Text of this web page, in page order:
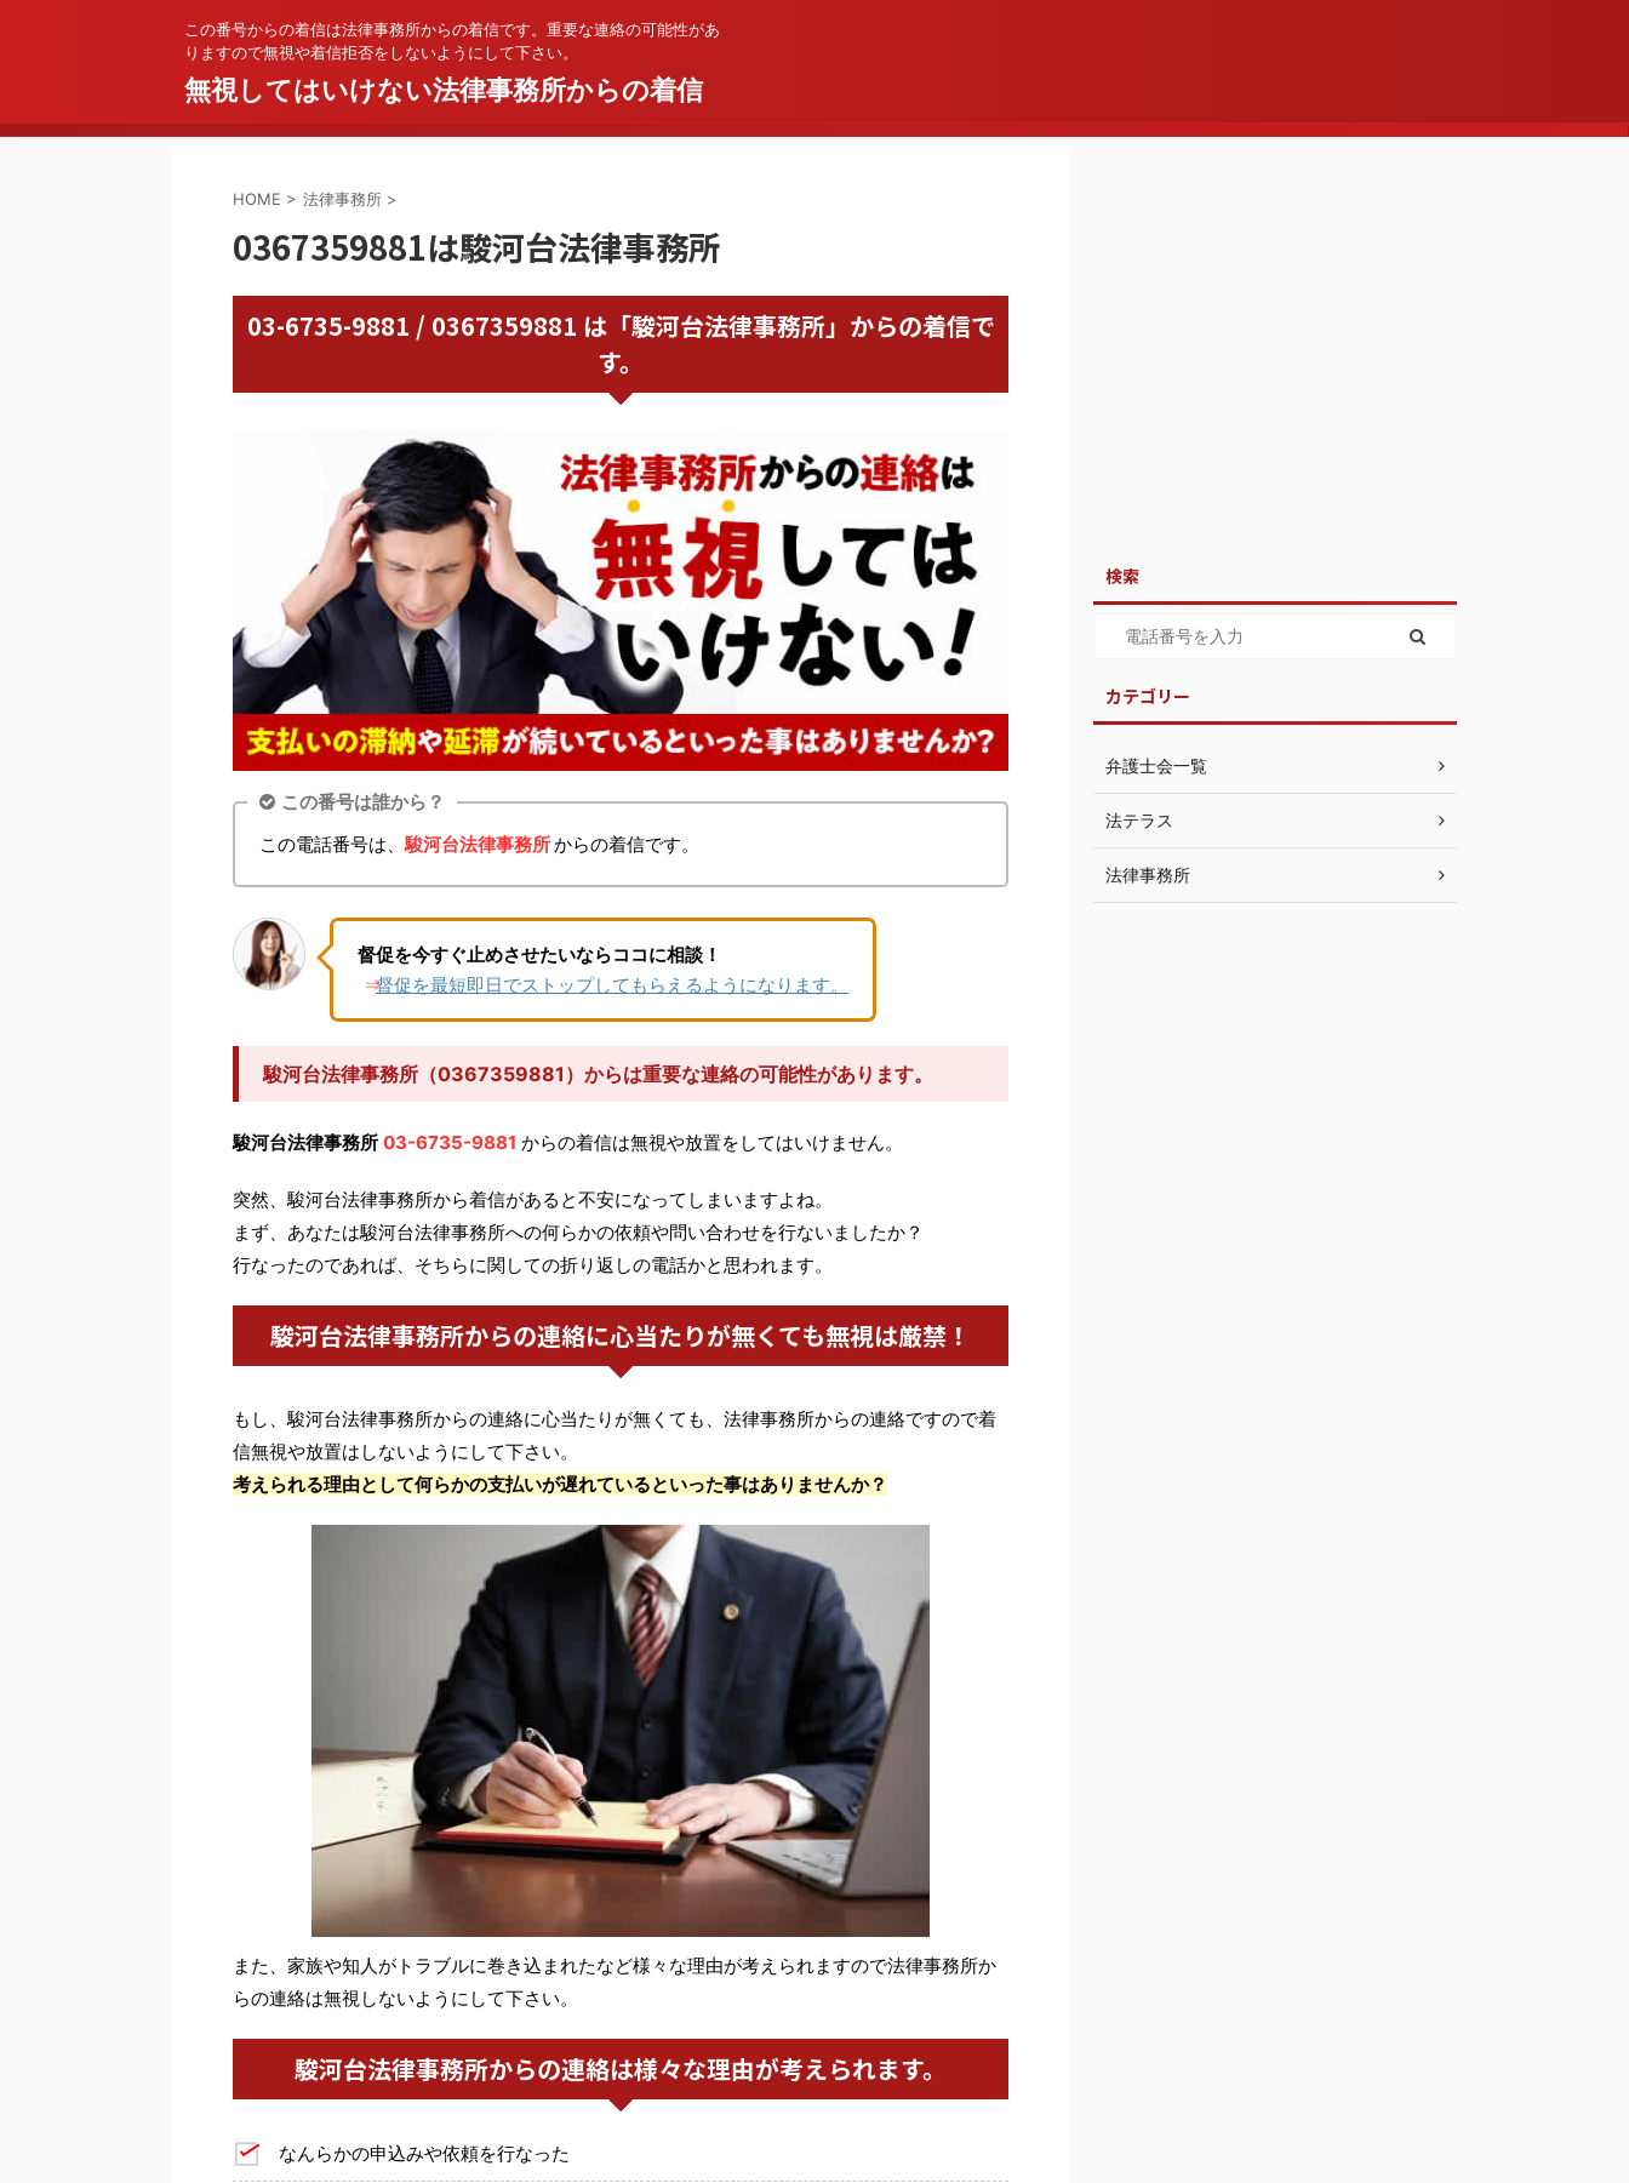
この番号からの着信は法律事務所からの着信です。重要な連絡の可能性があ
りますので無視や着信拒否をしないようにして下さい。
無視してはいけない法律事務所からの着信
HOME > 法律事務所 >
0367359881は駿河台法律事務所
03-6735-9881 / 0367359881 は「駿河台法律事務所」からの着信で
す。
この番号は誰から？
この電話番号は、駿河台法律事務所からの着信です。
督促を今すぐ止めさせたいならココに相談！
⇒督促を最短即日でストップしてもらえるようになります。
駿河台法律事務所（0367359881）からは重要な連絡の可能性があります。
駿河台法律事務所 03-6735-9881 からの着信は無視や放置をしてはいけません。
突然、駿河台法律事務所から着信があると不安になってしまいますよね。
まず、あなたは駿河台法律事務所への何らかの依頼や問い合わせを行ないましたか？
行なったのであれば、そちらに関しての折り返しの電話かと思われます。
駿河台法律事務所からの連絡に心当たりが無くても無視は厳禁！
もし、駿河台法律事務所からの連絡に心当たりが無くても、法律事務所からの連絡ですので着
信無視や放置はしないようにして下さい。
考えられる理由として何らかの支払いが遅れているといった事はありませんか？
また、家族や知人がトラブルに巻き込まれたなど様々な理由が考えられますので法律事務所か
らの連絡は無視しないようにして下さい。
駿河台法律事務所からの連絡は様々な理由が考えられます。
なんらかの申込みや依頼を行なった
検索
カテゴリー
弁護士会一覧
法テラス
法律事務所